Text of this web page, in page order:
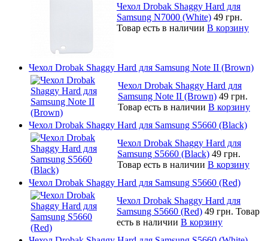
Чехол Drobak Shaggy Hard для
Samsung N7000 (White) 49 грн.
Товар есть в наличии В корзину
Чехол Drobak Shaggy Hard для Samsung Note II (Brown)
Чехол Drobak Shaggy Hard для
Samsung Note II (Brown) 49 грн.
Товар есть в наличии В корзину
Чехол Drobak Shaggy Hard для Samsung S5660 (Black)
Чехол Drobak Shaggy Hard для
Samsung S5660 (Black) 49 грн.
Товар есть в наличии В корзину
Чехол Drobak Shaggy Hard для Samsung S5660 (Red)
Чехол Drobak Shaggy Hard для
Samsung S5660 (Red) 49 грн. Товар
есть в наличии В корзину